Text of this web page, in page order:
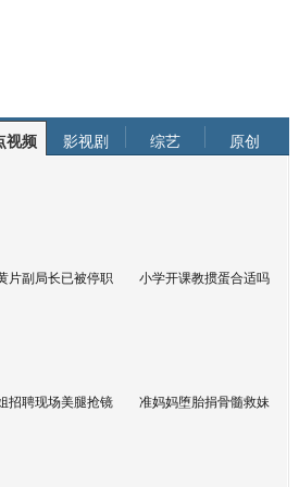
视频 影视剧 综艺 原创
片副局长已被停职 小学开课教掼蛋合适吗
招聘现场美腿抢镜 准妈妈堕胎捐骨髓救妹